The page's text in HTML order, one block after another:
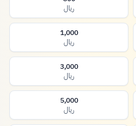
ريال
1,000
ريال
3,000
ريال
5,000
ريال